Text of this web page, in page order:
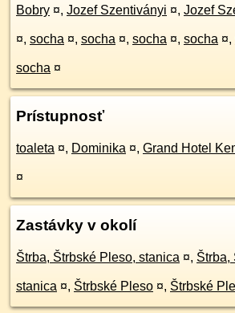
Bobry ¤, Jozef Szentiványi ¤, Jozef
¤, socha ¤, socha ¤, socha ¤, socha ¤,
socha ¤
Prístupnosť
toaleta ¤, Dominika ¤, Grand Hotel
¤
Zastávky v okolí
Štrba, Štrbské Pleso, stanica ¤, Štrba,
stanica ¤, Štrbské Pleso ¤, Štrbské